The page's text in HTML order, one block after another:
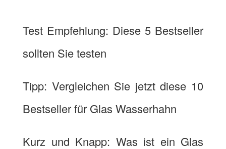
Test Empfehlung: Diese 5 Bestseller
sollten Sie testen
Tipp: Vergleichen Sie jetzt diese 10
Bestseller für Glas Wasserhahn
Kurz und Knapp: Was ist ein Glas